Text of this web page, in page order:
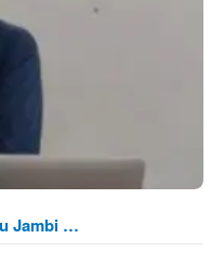
Jambi …